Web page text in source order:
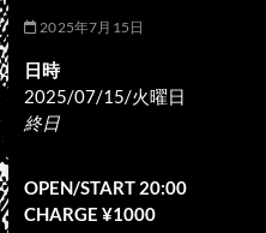
2025年7月15日
日時
2025/07/15/火曜日
終日
OPEN/START 20:00
CHARGE ¥1000